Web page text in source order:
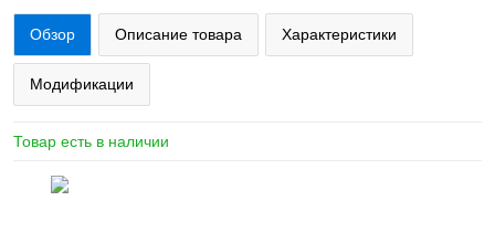
Обзор Описание товара Характеристики
Модификации
Товар есть в наличии